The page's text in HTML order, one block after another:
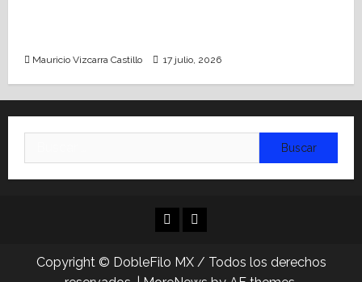
Mauricio Vizcarra Castillo 17 julio, 2026
FacebookLinkedin
Copyright © DobleFilo MX / Todos los derechos